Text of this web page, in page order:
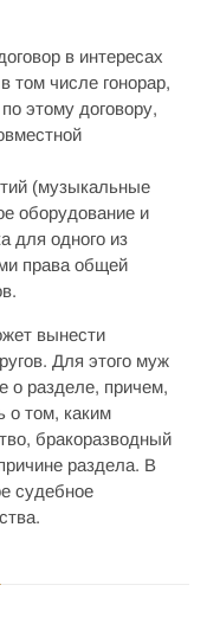
в интересах
том числе гонорар,
этому договору,
(музыкальные
оборудование и
для одного из
права общей
вынести
Для этого муж
о разделе, причем,
о том, каким
бракоразводный
раздела. В
судебное